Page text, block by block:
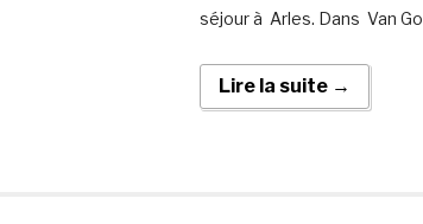
séjour à Arles. Dans Van
Lire la suite →